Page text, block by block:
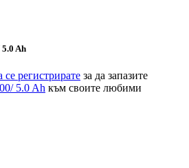
Ah
се регистрирате за да запазите
5.0 Ah към своите любими